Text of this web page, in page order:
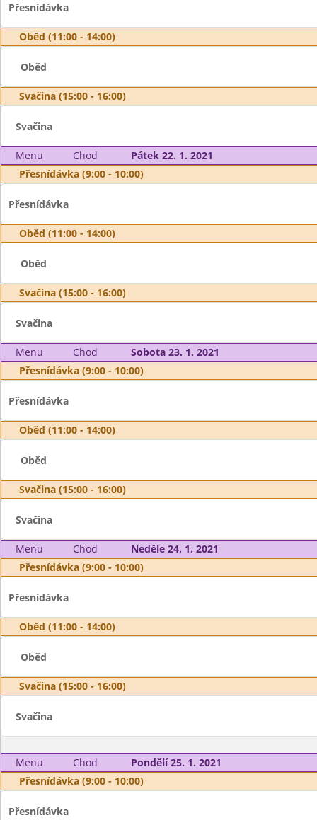
Přesnídávka
Oběd (11:00 - 14:00)
Oběd
Svačina (15:00 - 16:00)
Svačina
Menu Chod
Pátek 22. 1. 2021
Přesnídávka (9:00 - 10:00)
Přesnídávka
Oběd (11:00 - 14:00)
Oběd
Svačina (15:00 - 16:00)
Svačina
Menu Chod
Sobota 23. 1. 2021
Přesnídávka (9:00 - 10:00)
Přesnídávka
Oběd (11:00 - 14:00)
Oběd
Svačina (15:00 - 16:00)
Svačina
Menu Chod
Neděle 24. 1. 2021
Přesnídávka (9:00 - 10:00)
Přesnídávka
Oběd (11:00 - 14:00)
Oběd
Svačina (15:00 - 16:00)
Svačina
Menu Chod
Pondělí 25. 1. 2021
Přesnídávka (9:00 - 10:00)
Přesnídávka